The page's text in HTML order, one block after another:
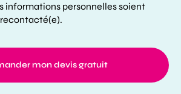
informations personnelles soient
mon devis gratuit